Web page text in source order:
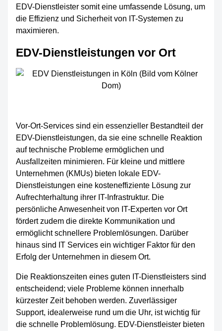
EDV-Dienstleister somit eine umfassende Lösung, um
die Effizienz und Sicherheit von IT-Systemen zu
maximieren.
EDV-Dienstleistungen vor Ort
Vor-Ort-Services sind ein essenzieller Bestandteil der
EDV-Dienstleistungen, da sie eine schnelle Reaktion
auf technische Probleme ermöglichen und
Ausfallzeiten minimieren. Für kleine und mittlere
Unternehmen (KMUs) bieten lokale EDV-
Dienstleistungen eine kosteneffiziente Lösung zur
Aufrechterhaltung ihrer IT-Infrastruktur. Die
persönliche Anwesenheit von IT-Experten vor Ort
fördert zudem die direkte Kommunikation und
ermöglicht schnellere Problemlösungen. Darüber
hinaus sind IT Services ein wichtiger Faktor für den
Erfolg der Unternehmen in diesem Ort.
Die Reaktionszeiten eines guten IT-Dienstleisters sind
entscheidend; viele Probleme können innerhalb
kürzester Zeit behoben werden. Zuverlässiger
Support, idealerweise rund um die Uhr, ist wichtig für
die schnelle Problemlösung. EDV-Dienstleister bieten